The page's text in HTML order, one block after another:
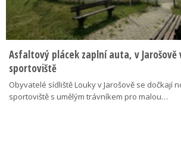
Asfaltový plácek zaplní auta, v
sportoviště
Obyvatelé sídliště Louky v Jarošově se dočkají
sportoviště s umělým trávníkem pro malou…